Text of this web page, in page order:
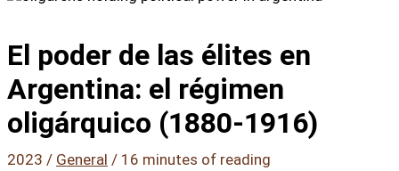
El poder de las élites en
Argentina: el régimen
oligárquico (1880-1916)
2023 / General / 16 minutes of reading